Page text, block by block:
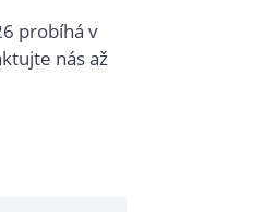
probíhá v
nás až